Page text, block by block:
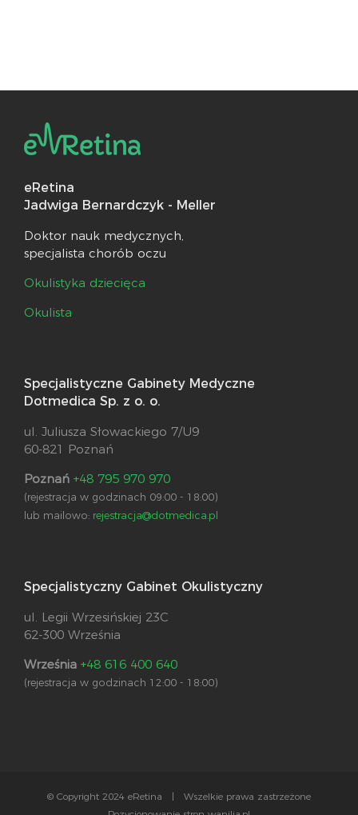
eRetina
Jadwiga Bernardczyk - Meller
Doktor nauk medycznych,
specjalista chorób oczu
Okulistyka dziecięca
Okulista
Specjalistyczne Gabinety Medyczne
Dotmedica Sp. z o. o.
ul. Juliusza Słowackiego 7/U9
60-821 Poznań
Poznań +48 795 970 970
(rejestracja w godzinach 09:00 - 18:00)
lub mailowo: rejestracja@dotmedica.pl
Specjalistyczny Gabinet Okulistyczny
ul. Legii Wrzesińskiej 23C
62-300 Września
Września +48 616 400 640
(rejestracja w godzinach 12:00 - 18:00)
© Copyright 2024 eRetina | Wszelkie prawa zastrzeżone